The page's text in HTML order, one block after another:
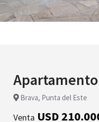
Apartamento
Brava, Punta del Este
Venta USD